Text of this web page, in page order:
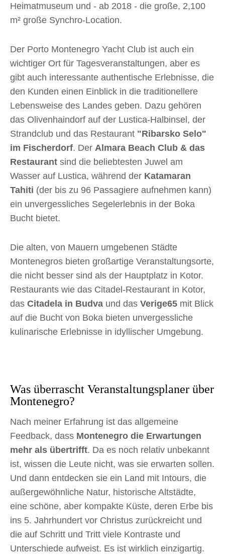
Heimatmuseum und - ab 2018 - die große, 2,100
m² große Synchro-Location.
Der Porto Montenegro Yacht Club ist auch ein
wichtiger Ort für Tagesveranstaltungen, aber es
gibt auch interessante authentische Erlebnisse, die
den Kunden einen Einblick in die traditionellere
Lebensweise des Landes geben. Dazu gehören
das Olivenhaindorf auf der Lustica-Halbinsel, der
Strandclub und das Restaurant "Ribarsko Selo"
im Fischerdorf. Der Almara Beach Club & das
Restaurant sind die beliebtesten Juwel am
Wasser auf Lustica, während der Katamaran
Tahiti (der bis zu 96 Passagiere aufnehmen kann)
ein unvergessliches Segelerlebnis in der Boka
Bucht bietet.
Die alten, von Mauern umgebenen Städte
Montenegros bieten großartige Veranstaltungsorte,
die nicht besser sind als der Hauptplatz in Kotor.
Restaurants wie das Citadel-Restaurant in Kotor,
das Citadela in Budva und das Verige65 mit Blick
auf die Bucht von Boka bieten unvergessliche
kulinarische Erlebnisse in idyllischer Umgebung.
Was überrascht Veranstaltungsplaner über
Montenegro?
Nach meiner Erfahrung ist das allgemeine
Feedback, dass Montenegro die Erwartungen
mehr als übertrifft. Da es noch relativ unbekannt
ist, wissen die Leute nicht, was sie erwarten sollen.
Und dann entdecken sie ein Land mit Intours, die
außergewöhnliche Natur, historische Altstädte,
eine schöne, aber kompakte Küste, deren Erbe bis
ins 5. Jahrhundert vor Christus zurückreicht und
die auf Schritt und Tritt viele Kontraste und
Unterschiede aufweist. Es ist wirklich einzigartig.